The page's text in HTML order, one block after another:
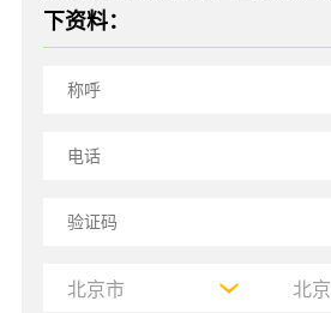
下资料：